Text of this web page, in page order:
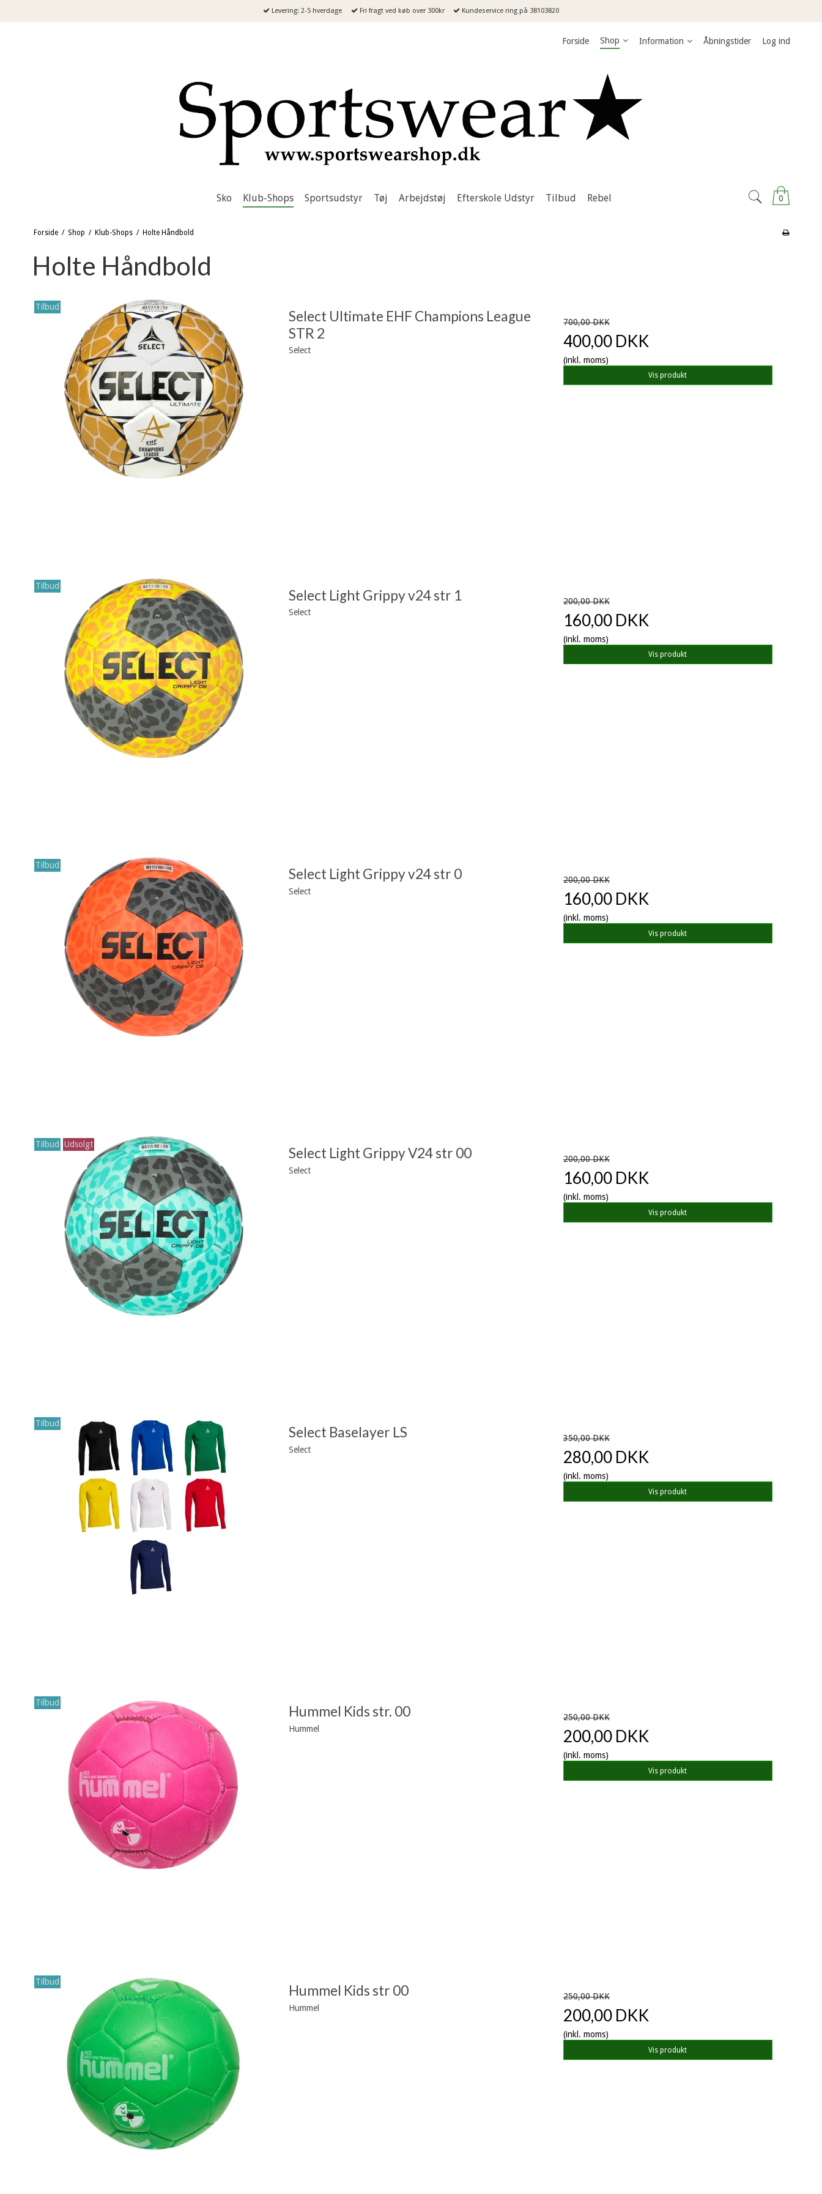
Levering: 2-5 hverdage Fri fragt ved køb over 300kr Kundeservice ring på 38103820
Forside Shop Information Åbningstider Log ind
0
Sko Klub-Shops Sportsudstyr Tøj Arbejdstøj Efterskole Udstyr Tilbud Rebel
Forside / Shop / Klub-Shops / Holte Håndbold
Holte Håndbold
Tilbud
Select Ultimate EHF Champions League
STR 2
Select
700,00 DKK
400,00 DKK
(inkl. moms)
Vis produkt
Tilbud
Select Light Grippy v24 str 1
Select
200,00 DKK
160,00 DKK
(inkl. moms)
Vis produkt
Tilbud
Select Light Grippy v24 str 0
Select
200,00 DKK
160,00 DKK
(inkl. moms)
Vis produkt
Tilbud Udsolgt
Select Light Grippy V24 str 00
Select
200,00 DKK
160,00 DKK
(inkl. moms)
Vis produkt
Tilbud
Select Baselayer LS
Select
350,00 DKK
280,00 DKK
(inkl. moms)
Vis produkt
Tilbud
Hummel Kids str. 00
Hummel
250,00 DKK
200,00 DKK
(inkl. moms)
Vis produkt
Tilbud
Hummel Kids str 00
Hummel
250,00 DKK
200,00 DKK
(inkl. moms)
Vis produkt